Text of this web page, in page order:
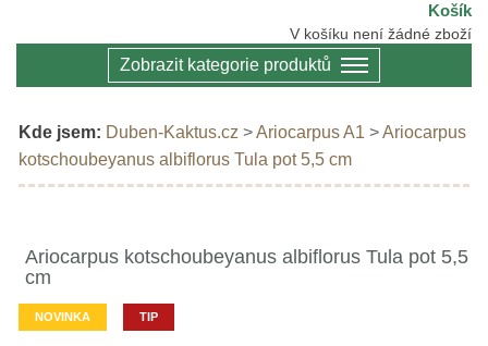
Košík
V košíku není žádné zboží
Zobrazit kategorie produktů
Kde jsem: Duben-Kaktus.cz >Ariocarpus A1 >Ariocarpus
kotschoubeyanus albiflorus Tula pot 5,5 cm
Ariocarpus kotschoubeyanus albiflorus Tula pot 5,5
cm
NOVINKA TIP